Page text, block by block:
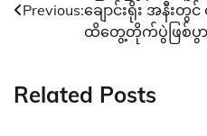
navigation
Previous:ချောင်းရိုး အနီးတွ
ထိတွေ့တိုက်ပွဲဖြစ်ပွာ
Related Posts